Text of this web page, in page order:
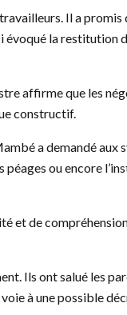
Il a promis
la restitution
affirme que les
constructif.
a demandé aux
ou encore
et de
Ils ont salué les
à une possible